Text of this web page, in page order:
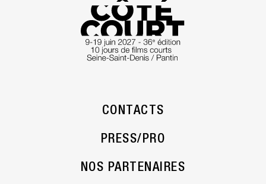
CONTACTS
PRESS/PRO
NOS PARTENAIRES